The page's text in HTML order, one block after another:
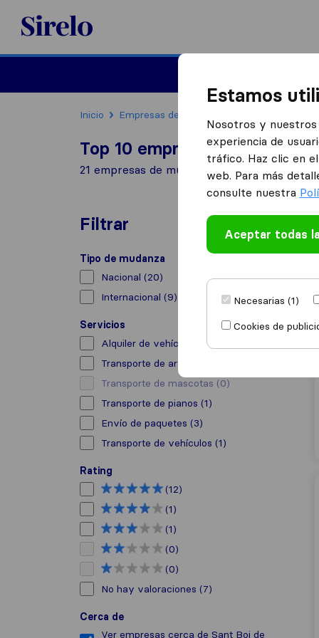
Sirelo.es
Inicio Empresas de mudanzas
Top 10 empresas de
21 empresas de mudanzas encontradas en
Filtrar
Tipo de mudanza
Nacional (20)
Internacional (9)
Servicios
Alquiler de vehículo con conductor
Transporte de arte
Transporte de mascotas (0)
Transporte de pianos (1)
Envío de paquetes (3)
Transporte de vehículos (1)
Rating
(12)
(1)
(1)
(0)
(0)
No hay valoraciones (7)
Cerca de
Ver empresas cerca de Sant Boi de
Estamos
Nosotros y
experiencia de
tráfico. Haz clic en
web. Para más
consulte nuestra
Aceptar todas
Necesarias (1)
Cookies de